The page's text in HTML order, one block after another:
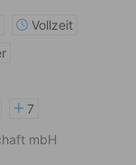
Vollzeit
7
mbH